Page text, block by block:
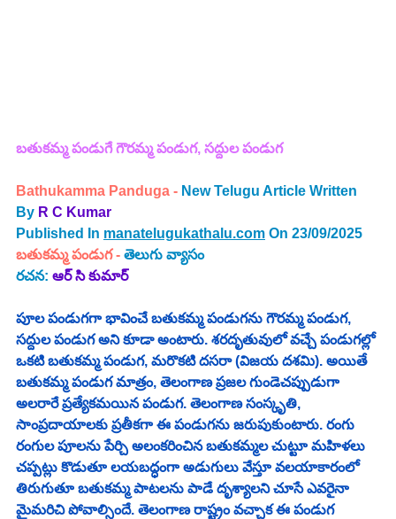
బతుకమ్మ పండుగే గౌరమ్మ పండుగ, సద్దుల పండుగ
Bathukamma Panduga - New Telugu Article Written
By R C Kumar
Published In manatelugukathalu.com On 23/09/2025
బతుకమ్మ పండుగ - తెలుగు వ్యాసం
రచన: ఆర్ సి కుమార్
పూల పండుగగా భావించే బతుకమ్మ పండుగను గౌరమ్మ పండుగ,
సద్దుల పండుగ అని కూడా అంటారు. శరదృతువులో వచ్చే పండుగల్లో
ఒకటి బతుకమ్మ పండుగ, మరొకటి దసరా (విజయ దశమి). అయితే
బతుకమ్మ పండుగ మాత్రం, తెలంగాణ ప్రజల గుండెచప్పుడుగా
అలరారే ప్రత్యేకమయిన పండుగ. తెలంగాణ సంస్కృతి,
సాంప్రదాయాలకు ప్రతీకగా ఈ పండుగను జరుపుకుంటారు. రంగు
రంగుల పూలను పేర్చి అలంకరించిన బతుకమ్మల చుట్టూ మహిళలు
చప్పట్లు కొడుతూ లయబద్ధంగా అడుగులు వేస్తూ వలయాకారంలో
తిరుగుతూ బతుకమ్మ పాటలను పాడే దృశ్యాలని చూసే ఎవరైనా
మైమరిచి పోవాల్సిందే. తెలంగాణ రాష్ట్రం వచ్చాక ఈ పండుగ